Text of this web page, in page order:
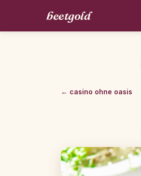
beetgold
← casino ohne oasis